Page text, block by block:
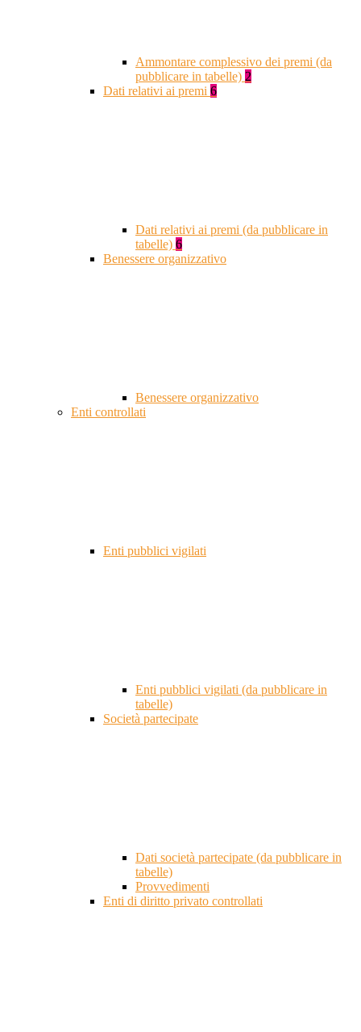
Ammontare complessivo dei premi (da
pubblicare in tabelle) 2
Dati relativi ai premi 6
Dati relativi ai premi (da pubblicare in
tabelle) 6
Benessere organizzativo
Benessere organizzativo
Enti controllati
Enti pubblici vigilati
Enti pubblici vigilati (da pubblicare in
tabelle)
Società partecipate
Dati società partecipate (da pubblicare in
tabelle)
Provvedimenti
Enti di diritto privato controllati